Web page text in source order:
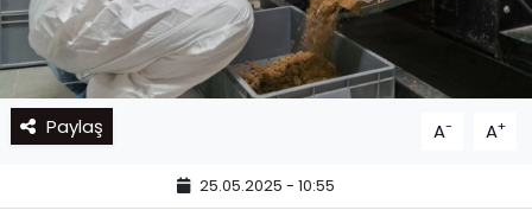
Paylaş A- A+
25.05.2025 - 10:55